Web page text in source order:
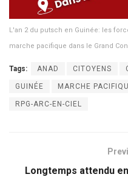
L'an 2 du putsch en Guinée: les
marche pacifique dans le Grand
Tags: ANAD CITOYENS
GUINÉE MARCHE
RPG-ARC-EN-CIEL
Longtemps attendu